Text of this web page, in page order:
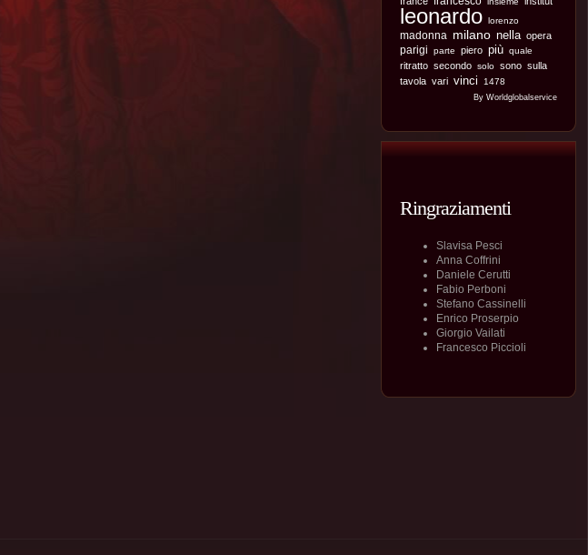
leonardo lorenzo
madonna milano nella opera
parigi parte piero più quale
ritratto secondo solo sono sulla
tavola vari vinci 1478
By Worldglobalservice
Ringraziamenti
Slavisa Pesci
Anna Coffrini
Daniele Cerutti
Fabio Perboni
Stefano Cassinelli
Enrico Proserpio
Giorgio Vailati
Francesco Piccioli